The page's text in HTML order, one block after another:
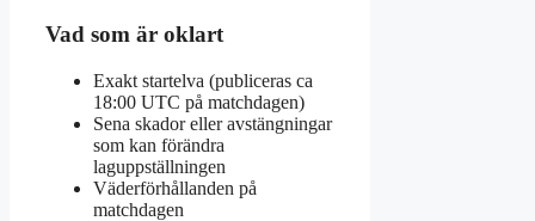
Vad som är oklart
Exakt startelva (publiceras ca
18:00 UTC på matchdagen)
Sena skador eller avstängningar
som kan förändra
laguppställningen
Väderförhållanden på
matchdagen